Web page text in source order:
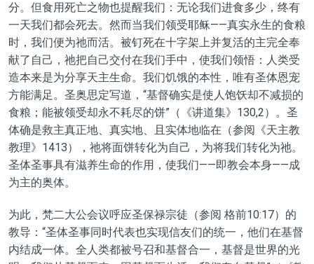
分。但食用死亡之物也提醒我们：无论我们进食多少，终有
一天我们都会死去。然而当我们领受耶稣——真实永生的食粮
时，我们便为祂而活。被钉死在十字架上并复活的主完全奉
献了 自己， 祂把自己交付在我们手中，使我们领悟：人类受
造本来是为分享天主生命。我们饥饿的本性，唯有圣体恩宠
方能满足。圣奥思定写道， “基督确实是使人饱饫却不减损的
食粮；能被领受却永不耗尽的饼”（《讲道集》130,2）。圣
体确是救主真正地、真实地、且实体地临在 （参阅《天主教
教理》1413），祂将面饼转化为自己，为将我们转化为祂。
圣体圣事具有滋养生命的作用，使我们——即教会本身——成
为主的奥体。
为此，梵二大公会议呼应圣保禄宗徒（参阅 格前10:17） 的
教导： “圣体圣事同时代表也实现信友们的统一，他们在基督
内结成一体。全人类都被号召和基督合一，基督是世界的光